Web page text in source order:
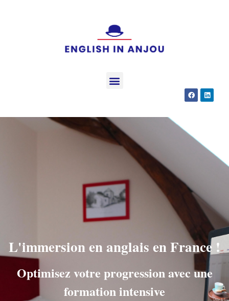
L'immersion en anglais en France !
Optimisez votre progression avec une
formation intensive